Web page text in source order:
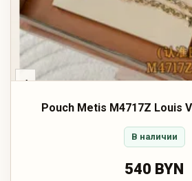
‹
Pouch Metis M4717Z Louis
В наличии
540 BYN